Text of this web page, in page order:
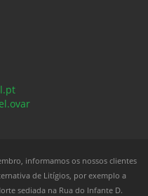
informamos os nossos clientes
de Litígios, por exemplo a
sediada na Rua do Infante D.